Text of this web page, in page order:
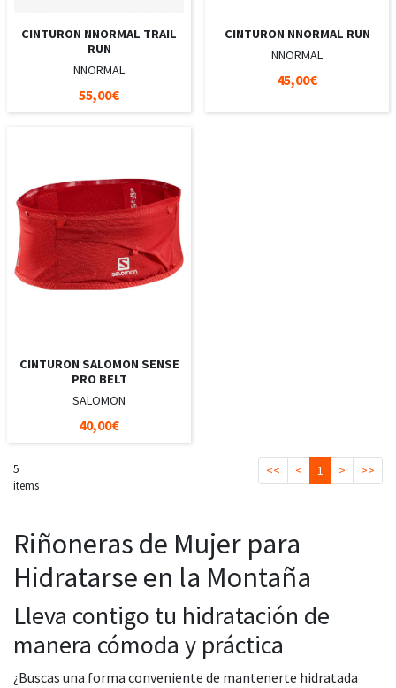
CINTURON NNORMAL TRAIL
RUN
NNORMAL
55,00€
CINTURON NNORMAL RUN
NNORMAL
45,00€
CINTURON SALOMON SENSE
PRO BELT
SALOMON
40,00€
5
items
<< < 1 > >>
Riñoneras de Mujer para
Hidratarse en la Montaña
Lleva contigo tu hidratación de
manera cómoda y práctica
¿Buscas una forma conveniente de mantenerte hidratada